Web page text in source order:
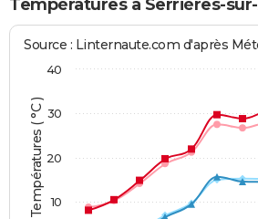
Températures à Serrières-
Températures ( °C )
Source : Linternaute.com d'après
10
20
30
40